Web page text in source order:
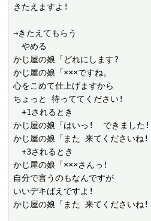
きたえますよ!
→きたえてもらう
やめる
かじ屋の娘「どれにします?
かじ屋の娘「×××ですね。
心をこめて仕上げますから
ちょっと 待っててください!
+1されるとき
かじ屋の娘「はいっ!  できました!
かじ屋の娘「また 来てくださいね!
+3されるとき
かじ屋の娘「×××さんっ!
自分で言うのもなんですが
いいデキばえですよ!
かじ屋の娘「また 来てくださいね!